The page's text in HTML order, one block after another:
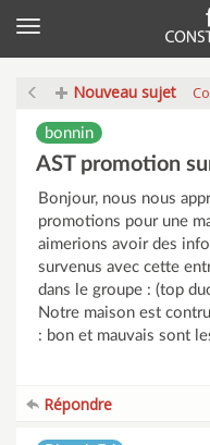
Menu
Nouveau sujet
bonnin
AST promotion
Bonjour, nous nous
promotions pour une
aimerions avoir des
survenus avec cette
dans le groupe : (top
Notre maison est
: bon et mauvais sont
Répondre